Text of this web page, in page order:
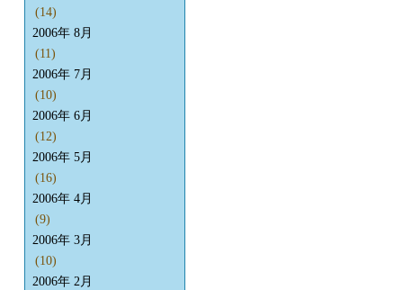
(14)
2006年 8月
(11)
2006年 7月
(10)
2006年 6月
(12)
2006年 5月
(16)
2006年 4月
(9)
2006年 3月
(10)
2006年 2月